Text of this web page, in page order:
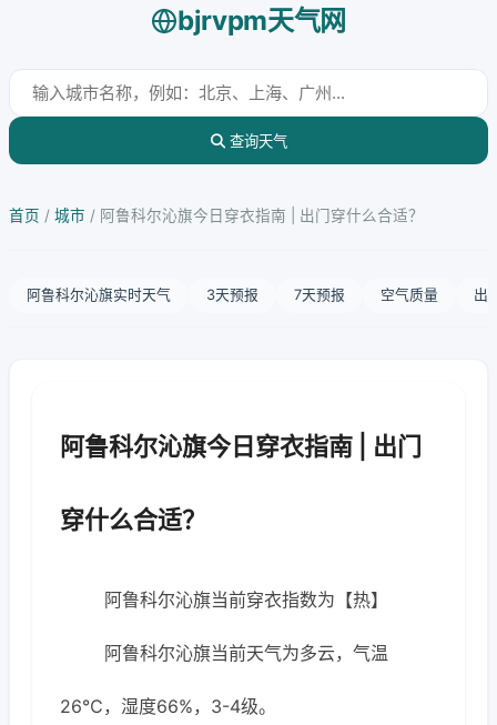
bjrvpm天气网
查询天气
首页 / 城市 / 阿鲁科尔沁旗今日穿衣指南 | 出门穿什么合适？
阿鲁科尔沁旗实时天气 3天预报 7天预报 空气质量 出
阿鲁科尔沁旗今日穿衣指南 | 出门
穿什么合适？
阿鲁科尔沁旗当前穿衣指数为【热】
阿鲁科尔沁旗当前天气为多云，气温
26℃，湿度66%，3-4级。